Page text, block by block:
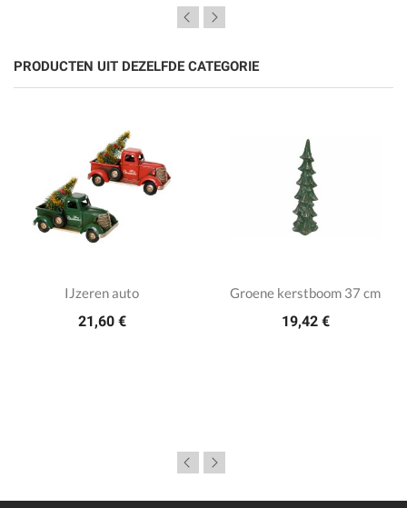
PRODUCTEN UIT DEZELFDE CATEGORIE
IJzeren auto
21,60 €
Groene kerstboom 37 cm
19,42 €